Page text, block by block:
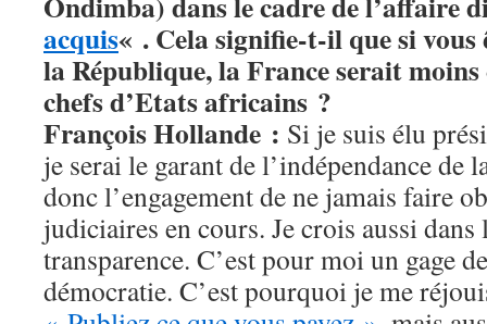
acquis« . Cela signifie-t-il que si vous
la République, la France serait moins
chefs d’Etats africains ?
François Hollande : Si je suis élu
je serai le garant de l’indépendance de
donc l’engagement de ne jamais faire
judiciaires en cours. Je crois aussi dans
transparence. C’est pour moi un gage
démocratie. C’est pourquoi je me